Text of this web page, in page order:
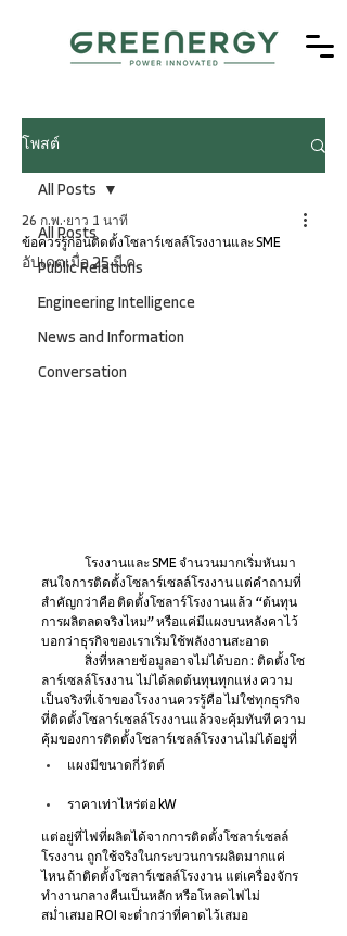
โพสต์
All Posts
Public Relations
Engineering Intelligence
News and Information
Conversation
All Posts
ข้อควรรู้ก่อนติดตั้งโซลาร์เซลล์โรงงานและ SME
26 ก.พ. ยาว 1 นาที
อัปเดตเมื่อ25 มี.ค.
สนใจการติดตั้งโซลาร์เซลล์โรงงาน แต่คำถามที่
สำคัญกว่าคือ ติดตั้งโซลาร์โรงงานแล้ว “ต้นทุน
การผลิตลดจริงไหม” หรือแค่มีแผงบนหลังคาไว้
บอกว่าธุรกิจของเราเริ่มใช้พลังงานสะอาด
ลาร์เซลล์โรงงาน ไม่ได้ลดต้นทุนทุกแห่ง ความ
เป็นจริงที่เจ้าของโรงงานควรรู้คือ ไม่ใช่ทุกธุรกิจ
ที่ติดตั้งโซลาร์เซลล์โรงงานแล้วจะคุ้มทันที ความ
คุ้มของการติดตั้งโซลาร์เซลล์โรงงานไม่ได้อยู่ที่
แผงมีขนาดกี่วัตต์
ราคาเท่าไหร่ต่อ kW
แต่อยู่ที่ไฟที่ผลิตได้จากการติดตั้งโซลาร์เซลล์
โรงงาน ถูกใช้จริงในกระบวนการผลิตมากแค่
ไหน ถ้าติดตั้งโซลาร์เซลล์โรงงาน แต่เครื่องจักร
ทำงานกลางคืนเป็นหลัก หรือโหลดไฟไม่
สม่ำเสมอ ROI จะต่ำกว่าที่คาดไว้เสมอ